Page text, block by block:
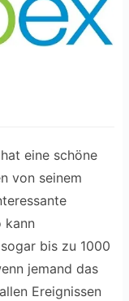
eine schöne
von seinem
kann
bis zu 1000
jemand das
Ereignissen